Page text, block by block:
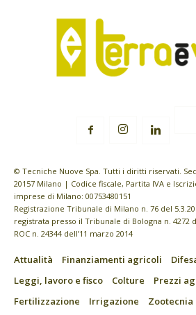
© Tecniche Nuove Spa. Tutti i diritti riservati.
20157 Milano | Codice fiscale, Partita IVA e
imprese di Milano: 00753480151
Registrazione Tribunale di Milano n. 76 del
registrata presso il Tribunale di Bologna n. 4272
ROC n. 24344 dell’11 marzo 2014
Attualità Finanziamenti agricoli
Leggi, lavoro e fisco
Colture
Prezzi
Fertilizzazione
Irrigazione Zootecnia